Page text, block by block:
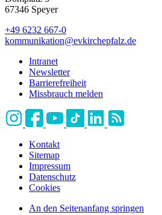
67346 Speyer
+49 6232 667-0
kommunikation@evkirchepfalz.de
Intranet
Newsletter
Barrierefreiheit
Missbrauch melden
Kontakt
Sitemap
Impressum
Datenschutz
Cookies
An den Seitenanfang springen